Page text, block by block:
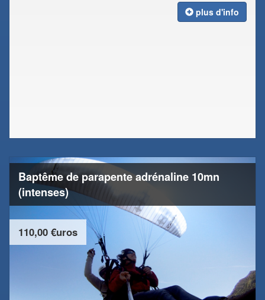
plus d'info
Baptême de parapente adrénaline 10mn
(intenses)
110,00 €uros